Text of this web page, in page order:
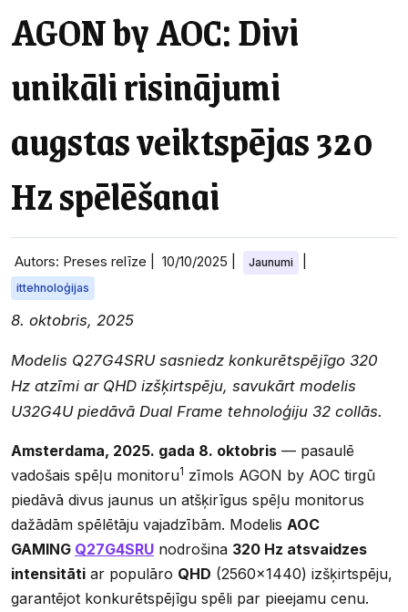
AGON by AOC: Divi
unikāli risinājumi
augstas veiktspējas 320
Hz spēlēšanai
Autors: Preses relīze | 10/10/2025 Jaunumi
ittehnoloģijas
8. oktobris, 2025
Modelis Q27G4SRU sasniedz konkurētspējīgo 320
Hz atzīmi ar QHD izšķirtspēju, savukārt modelis
U32G4U piedāvā Dual Frame tehnoloģiju 32 collās.
Amsterdama, 2025. gada 8. oktobris — pasaulē
vadošais spēļu monitoru1 zīmols AGON by AOC tirgū
piedāvā divus jaunus un atšķirīgus spēļu monitorus
dažādām spēlētāju vajadzībām. Modelis AOC
GAMING Q27G4SRU nodrošina 320 Hz atsvaidzes
intensitāti ar populāro QHD (2560×1440) izšķirtspēju,
garantējot konkurētspējīgu spēli par pieejamu cenu.